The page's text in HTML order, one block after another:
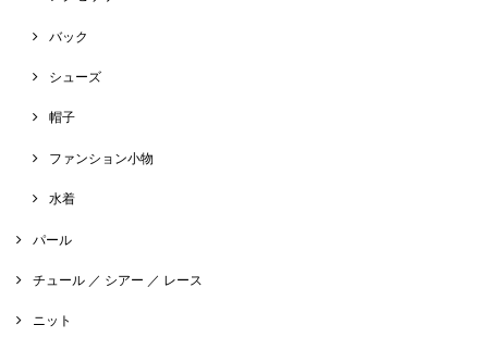
バック
シューズ
帽子
ファンション小物
水着
パール
チュール ／ シアー ／ レース
ニット